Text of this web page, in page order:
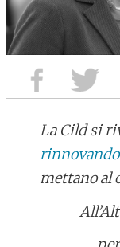
La Cild si
mettano al